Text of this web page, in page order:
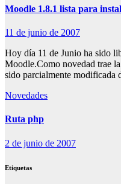
Moodle 1.8.1 lista para
11 de junio de 2007
Hoy día 11 de Junio ha sido
Moodle.Como novedad trae
sido parcialmente
Novedades
Ruta php
2 de junio de 2007
Etiquetas